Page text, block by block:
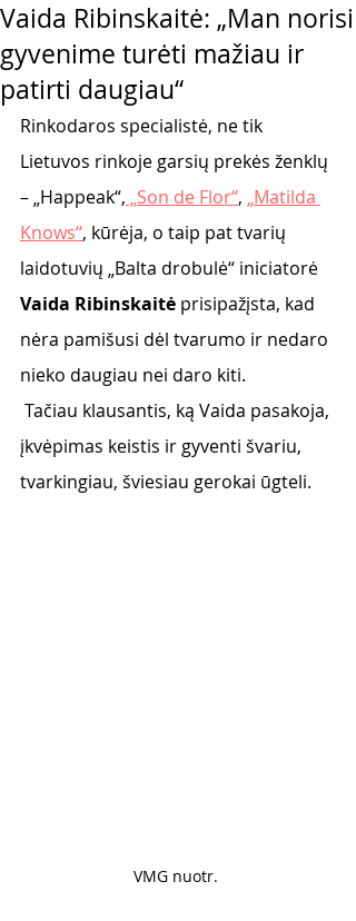
Vaida Ribinskaitė: „Man norisi
gyvenime turėti mažiau ir
patirti daugiau“
Rinkodaros specialistė, ne tik
Lietuvos rinkoje garsių prekės ženklų
– „Happeak“, „Son de Flor“, „Matilda
Knows“, kūrėja, o taip pat tvarių
laidotuvių „Balta drobulė“ iniciatorė
Vaida Ribinskaitė prisipažįsta, kad
nėra pamišusi dėl tvarumo ir nedaro
nieko daugiau nei daro kiti.
įkvėpimas keistis ir gyventi švariu,
tvarkingiau, šviesiau gerokai ūgteli.
VMG nuotr.